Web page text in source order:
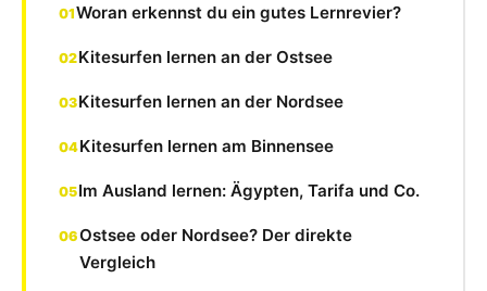
Woran erkennst du ein gutes Lernrevier?
Kitesurfen lernen an der Ostsee
Kitesurfen lernen an der Nordsee
Kitesurfen lernen am Binnensee
Im Ausland lernen: Ägypten, Tarifa und Co.
Ostsee oder Nordsee? Der direkte
Vergleich